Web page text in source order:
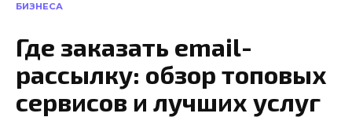
БИЗНЕСА
Где заказать email-
рассылку: обзор топовых
сервисов и лучших услуг